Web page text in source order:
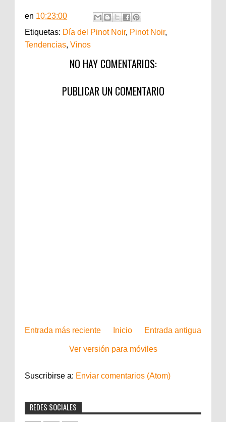
en 10:23:00
Etiquetas: Día del Pinot Noir, Pinot Noir,
Tendencias, Vinos
NO HAY COMENTARIOS:
PUBLICAR UN COMENTARIO
Entrada más reciente Entrada antigua
Inicio
Ver versión para móviles
Suscribirse a: Enviar comentarios (Atom)
REDES SOCIALES